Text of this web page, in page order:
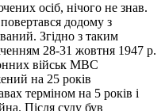
осіб, нічого не знав.
додому з
Згідно з таким
28-31 жовтня 1947 р.
військ МВС
на 25 років
терміном на 5 років і
Після суду був